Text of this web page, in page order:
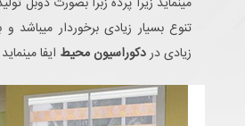
تنوع بسیار زیادی برخوردار
زیادی دردکوراسیون محیط ایفا مینماید